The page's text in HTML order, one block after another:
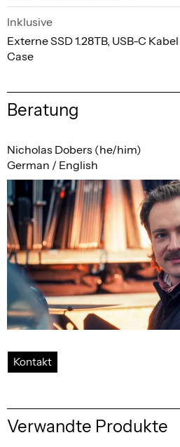
Inklusive
Externe SSD 1.28TB, USB-C
Case
Beratung
Nicholas Dobers (he/him)
German / English
Kontakt
Verwandte Produkte